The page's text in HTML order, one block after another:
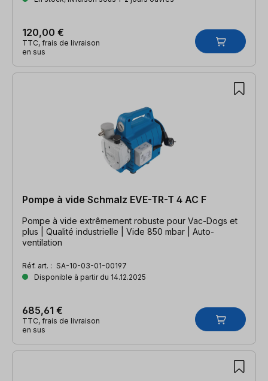
120,00 €
TTC, frais de livraison
en sus
Pompe à vide Schmalz EVE-TR-T 4 AC F
Pompe à vide extrêmement robuste pour Vac-Dogs et
plus | Qualité industrielle | Vide 850 mbar | Auto-
ventilation
Réf. art. : SA-10-03-01-00197
Disponible à partir du 14.12.2025
685,61 €
TTC, frais de livraison
en sus